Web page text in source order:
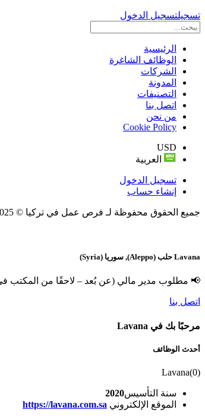
تسجيلتسجيل الدخول
الرئيسية
الوظائف الشاغرة
الشركات
المدونة
التصنيفات
اتصل بنا
من نحن
Cookie Policy
USD
العربية
تسجيل الدخول
إنشاء حساب
جميع الحقوق محفوظة لـ فرص عمل في تركيا © 2025 |
Lavana حلب (Aleppo), سوريا (Syria)
📢 مطلوب مدير مالي (عن بُعد – لاحقًا من المكتب
اتصل بنا
مرحبًا بك في Lavana
أحدث الوظائف
Lavana(0)
سنة التأسيس2020
الموقع الإلكتروني https://lavana.com.sa